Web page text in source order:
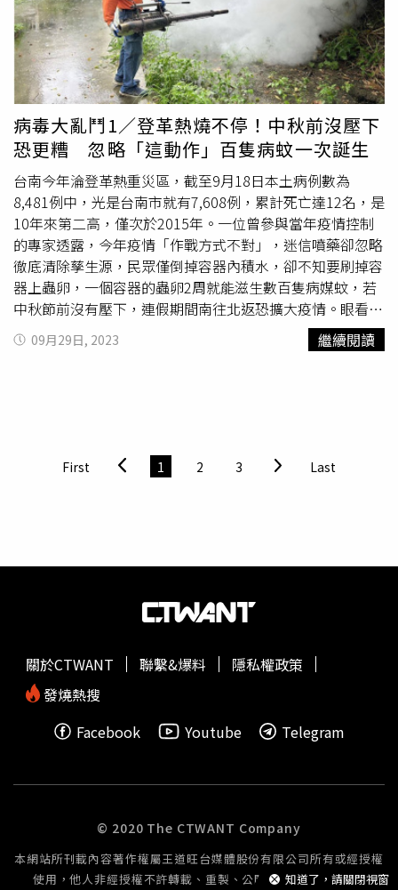
因該戶民眾配合度不高，與執行人員發生口角衝突，由警方
到場協助配合完成清消。至於民眾指控破壞磁磚一事，警方
表示，在場警方因公所說明，基於安全入內不需脫鞋，經檢
視密錄器發現，過程中並沒有所指控瓷磚遭破壞情事，如果
民眾認為磁磚遭破壞可檢具相關事證到派出所報案，警方將
依法處理，至於有員警出言不妥，將檢討改進，經該員警送
警局議處，並加強為民服務再教育。衛生局說明，登革熱是
經病媒蚊傳播，針對本土個案，衛生局將以其住家半徑50公
尺內的每家戶進行噴藥防治、半徑200公尺內的戶外範圍噴
藥防治，呼籲市民務必主動配合孳清及化學防治，如經查獲
積水容器中有病媒蚊孑孓，最高可處罰1萬5000元；若有拒
絕、規避或妨礙防治情形，最高可處30萬元罰鍰。
病毒大亂鬥1／登革熱燒不停！中秋前沒壓下
恐更糟 忽略「這動作」百隻病蚊一次誕生
台南今年淪登革熱重災區，截至9月18日本土病例數為
8,481例中，光是台南市就有7,608例，累計死亡達12名，是
10年來第二高，僅次於2015年。一位曾參與當年疫情控制
的專家透露，今年疫情「作戰方式不對」，迷信噴藥卻忽略
徹底清除孳生源，民眾僅倒掉容器內積水，卻不知要刷掉容
器上蟲卵，一個容器的蟲卵2周就能滋生數百隻病媒蚊，若
中秋節前沒有壓下，連假期間南往北返恐擴大疫情。眼看台
南市病例數不斷增加，疾管署9月18日進駐台南成立「登革
熱前進應變工作隊」，副署長羅一鈞表示未來2周是防疫關
式！」擁有病媒防治、環境用藥等認證的余夏，目前經營一
家專業消毒公司，他曾在高雄大學病媒防治小組擔任研究
座、跟里長宣導，因為清除孳生源才是最重要的！」「巡倒
，但需要社區基層徹底執行才能做到。（圖／台南市
登革熱防治中心提供）余夏說，預防登革熱的「巡、倒、
掉刷洗這一步驟。「病蚊的蟲卵非常厲害，如果只是倒掉積
水，它還是存在容器內，等到下一次又有水時，就會生出數
忽略廣告旗下的水桶、屋頂上溝槽等積水處，這些細節需要
在孳生源投藥比噴藥更有效。」余夏說，噴藥無法治本而且
效果不佳，因為近年在友善環境趨勢下，不能使用殘存性較
強的藥劑，殘存性較弱藥劑效果差，一下雨藥性更是蕩然無
存，相較之下，直接在孳生源投藥阻斷蟲卵孵化更加有效，
09月29日, 2023 繼續閱讀
First 1 2 3 Last
知道了，請關閉視窗
關於CTWANT 聯繫&爆料
隱私權政策
發燒熱搜
Facebook
Youtube Telegram
© 2020 The CTWANT Company
本網站所刊載內容著作權屬王道旺台媒體股份有限公司所有或經授權
使用，他人非經授權不許轉載、重製、公開播送或公開傳輸。